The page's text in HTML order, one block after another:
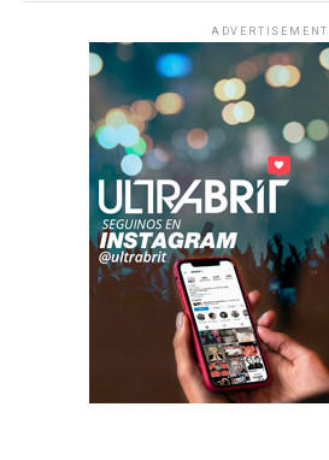
ADVERTISEMENT